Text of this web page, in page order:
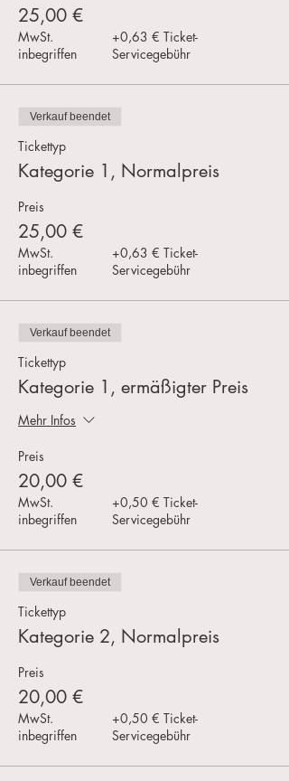
25,00 €
MwSt.
inbegriffen
+0,63 € Ticket-
Servicegebühr
Verkauf beendet
Tickettyp
Kategorie 1, Normalpreis
Preis
25,00 €
MwSt.
inbegriffen
+0,63 € Ticket-
Servicegebühr
Verkauf beendet
Tickettyp
Kategorie 1, ermäßigter Preis
Mehr Infos
Preis
20,00 €
MwSt.
inbegriffen
+0,50 € Ticket-
Servicegebühr
Verkauf beendet
Tickettyp
Kategorie 2, Normalpreis
Preis
20,00 €
MwSt.
inbegriffen
+0,50 € Ticket-
Servicegebühr